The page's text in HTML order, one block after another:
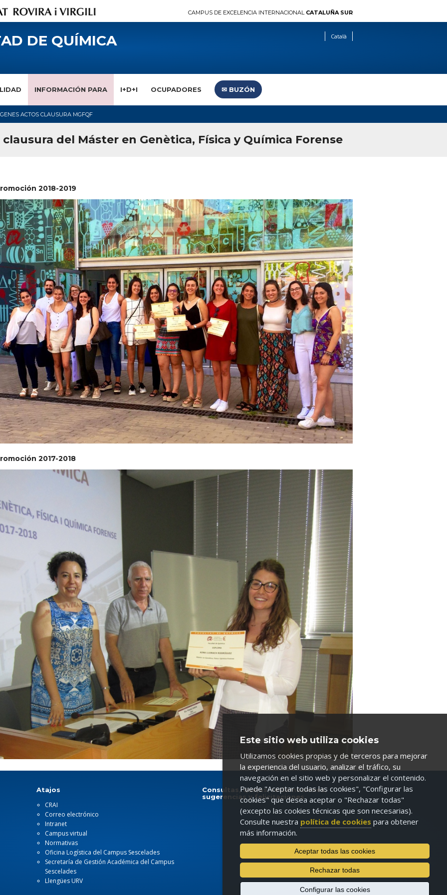
CAMPUS DE EXCELENCIA INTERNACIONAL CATALUÑA SUR
DE QUÍMICA Català
INFORMACIÓN PARA I+D+I OCUPADORES ✉︎ BUZÓN
ACTOS CLAUSURA MGFQF
del Máster en Genètica, Física y Química Forense
2018-2019
2017-2018
Atajos
CRAI
Correo electrónico
Intranet
Campus virtual
Normativas
Oficina Logística del Campus Sescelades
Secretaría de Gestión Académica del Campus
Sescelades
Llengües URV
Consultas, quejas, reclamaciones,
sugerencias y felicitaciones
Este sitio web utiliza cookies
Utilizamos cookies propias y de terceros para mejorar
la experiencia del usuario, analizar el tráfico, su
navegación en el sitio web y personalizar el contenido.
Puede "Aceptar todas las cookies", "Configurar las
cookies" que desea aceptar o "Rechazar todas"
(excepto las cookies técnicas que son necesarias).
Consulte nuestra política de cookies para obtener
más información.
Aceptar todas las cookies
Rechazar todas
Configurar las cookies